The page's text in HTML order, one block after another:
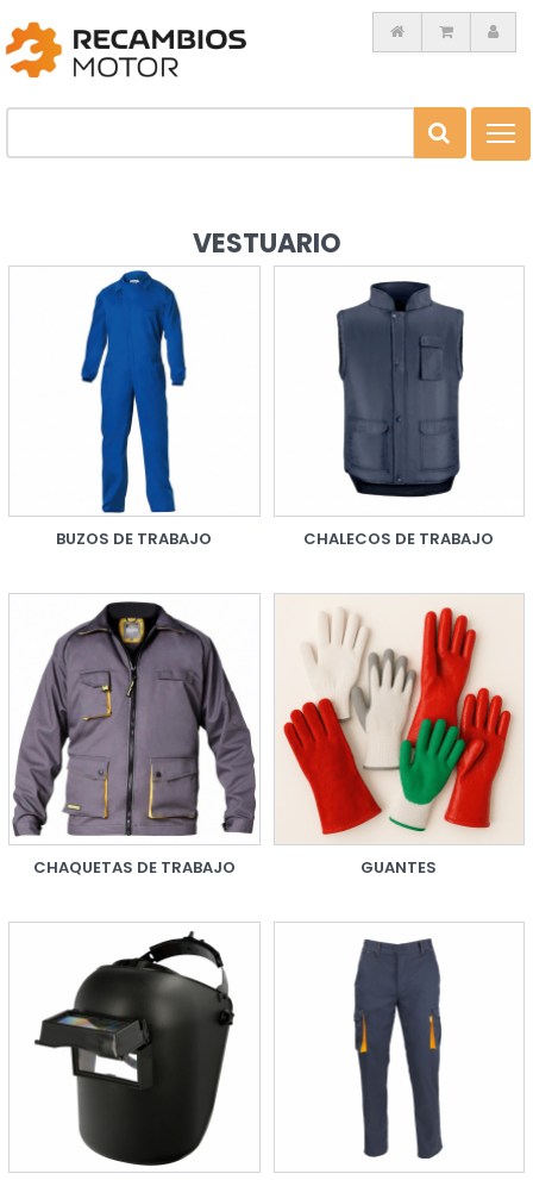
VESTUARIO
BUZOS DE TRABAJO CHALECOS DE TRABAJO
CHAQUETAS DE TRABAJO GUANTES